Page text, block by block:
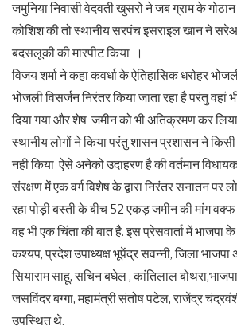
जमुनिया निवासी वेदवती खुसरो ने जब ग्राम के
कोशिश की तो स्थानीय सरपंच इसराइल खान ने
बदसलूकी की मारपीट किया ।
विजय शर्मा ने कहा कवर्धा के ऐतिहासिक धरोहर
भोजली विसर्जन निरंतर किया जाता रहा है परंतु वहां
दिया गया और शेष जमीन को भी अतिक्रमण कर लिया
स्थानीय लोगों ने किया परंतु शासन प्रशासन ने किसी
नही किया ऐसे अनेको उदाहरण है की वर्तमान
संरक्षण में एक वर्ग विशेष के द्वारा निरंतर सनातन पर
रहा पोड़ी बस्ती के बीच 52 एकड़ जमीन की मांग वक्फ
वह भी एक चिंता की बात है. इस प्रेसवार्ता में भाजपा
कश्यप, प्रदेश उपाध्यक्ष भूपेंद्र सवन्नी, जिला भाजपा
सियाराम साहू, सचिन बघेल , कांतिलाल
जसविंदर बग्गा, महामंत्री संतोष पटेल, राजेंद्र
उपस्थित थे.